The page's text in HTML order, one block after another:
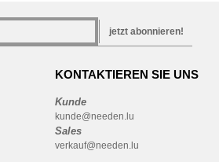
jetzt abonnieren!
KONTAKTIEREN SIE UNS
Kunde
kunde@needen.lu
Sales
verkauf@needen.lu